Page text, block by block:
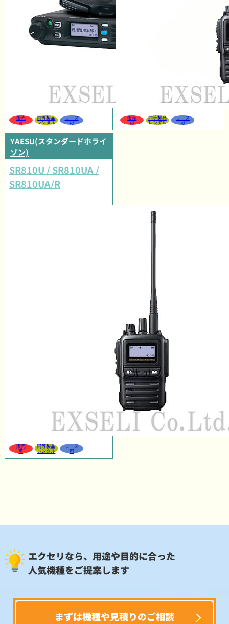
販売
可
同等製品
レンタル
リース
可
販売
可
同等製品
レンタル
リース
可
YAESU(スタンダードホライ
ゾン)
SR810U / SR810UA /
SR810UA/R
販売
可
同等製品
レンタル
リース
可
エクセリなら、用途や目的に合った
人気機種をご提案します
まずは機種や見積りのご相談